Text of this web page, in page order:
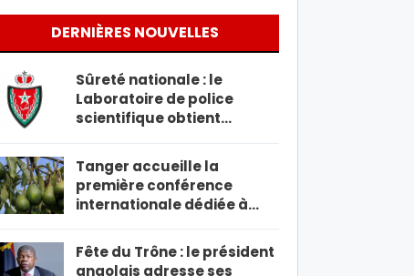
DERNIÈRES NOUVELLES
Sûreté nationale : le
Laboratoire de police
scientifique obtient…
Tanger accueille la
première conférence
internationale dédiée à…
Fête du Trône : le président
angolais adresse ses